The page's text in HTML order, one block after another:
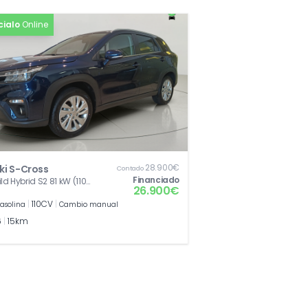
Online
S-Cross
Hybrid S2 81 kW (110
Contado28.900€
Financiado
26.900€
110CV Cambio manual
15km